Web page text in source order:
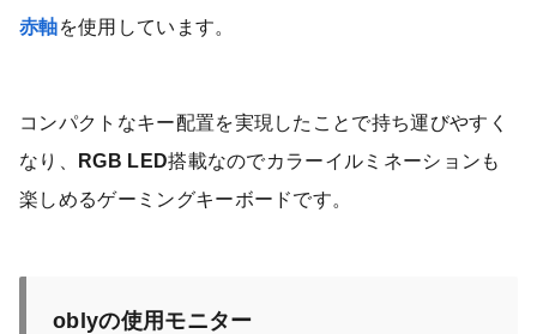
赤軸を使用しています。
コンパクトなキー配置を実現したことで持ち運びやすく
なり、
RGB LED搭載なのでカラーイルミネーションも
楽しめるゲーミングキーボードです。
oblyの使用モニター